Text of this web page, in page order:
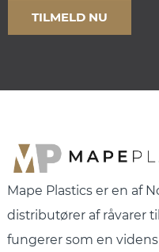
Mape Plastics er en af
distributører af råvarer
fungerer som en